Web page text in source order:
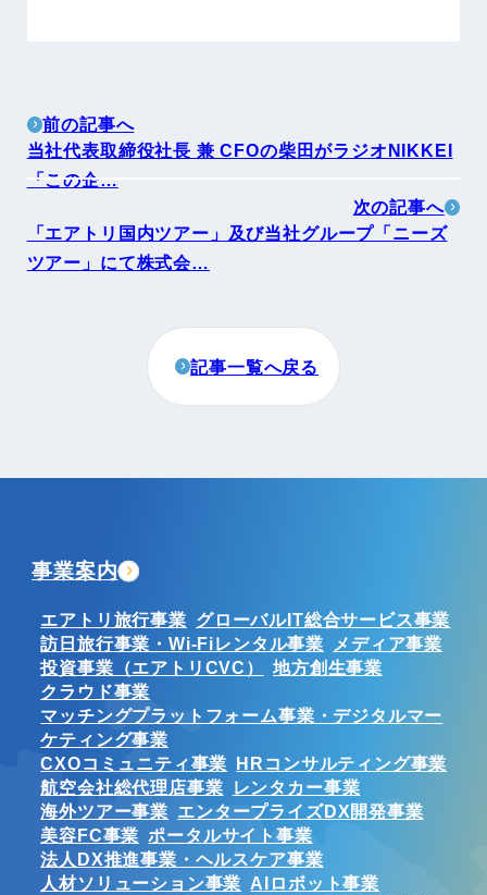
前の記事へ
当社代表取締役社長 兼 CFOの柴田がラジオNIKKEI
「この企…
次の記事へ
「エアトリ国内ツアー」及び当社グループ「ニーズ
ツアー」にて株式会…
記事一覧へ戻る
事業案内
エアトリ旅行事業 グローバルIT総合サービス事業
訪日旅行事業・Wi-Fiレンタル事業
メディア事業
投資事業（エアトリCVC）
地方創生事業
クラウド事業
マッチングプラットフォーム事業・デジタルマー
ケティング事業
CXOコミュニティ事業 HRコンサルティング事業
航空会社総代理店事業
レンタカー事業
海外ツアー事業 エンタープライズDX開発事業
美容FC事業 ポータルサイト事業
法人DX推進事業・ヘルスケア事業
人材ソリューション事業 AIロボット事業